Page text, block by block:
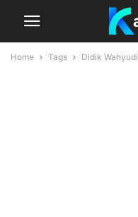
Home Tags Didik Wahyudi